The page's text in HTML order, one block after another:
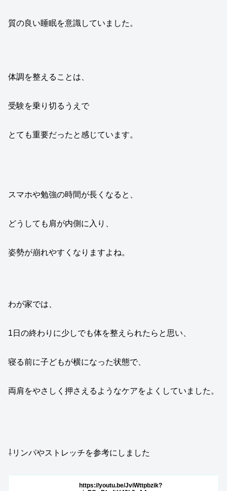
質の良い睡眠を意識していました。
体調を整えることは、
受験を乗り切るうえで
とても重要だったと感じています。
スマホや勉強の時間が長くなると、
どうしても肩が内側に入り、
姿勢が崩れやすくなりますよね。
わが家では、
1日の終わりに少しでも体を整えられたらと思い、
寝る前に子どもが横になった状態で、
両肩をやさしく押さえるようなケアをよくしていました。
⇩リンパやストレッチを参考にしました
https://youtu.be/JviWttpbzik?